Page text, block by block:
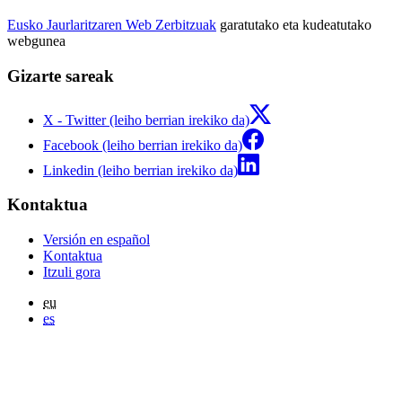
Eusko Jaurlaritzaren Web Zerbitzuak garatutako eta kudeatutako
webgunea
Gizarte sareak
X - Twitter (leiho berrian irekiko da)
Facebook (leiho berrian irekiko da)
Linkedin (leiho berrian irekiko da)
Kontaktua
Versión en español
Kontaktua
Itzuli gora
eu
es